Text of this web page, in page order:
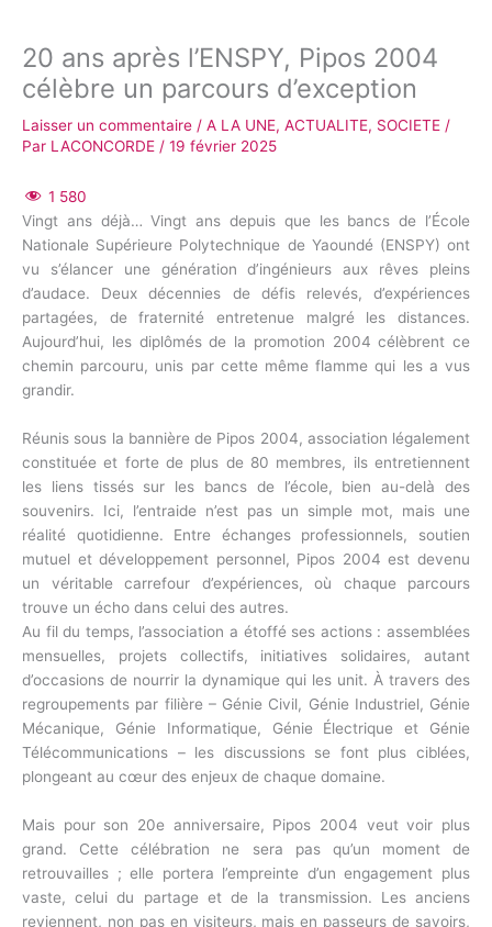
20 ans après l’ENSPY, Pipos 2004
célèbre un parcours d’exception
Laisser un commentaire / A LA UNE, ACTUALITE, SOCIETE /
Par LACONCORDE / 19 février 2025
1 580
Vingt ans déjà… Vingt ans depuis que les bancs de l’École
Nationale Supérieure Polytechnique de Yaoundé (ENSPY) ont
vu s’élancer une génération d’ingénieurs aux rêves pleins
d’audace. Deux décennies de défis relevés, d’expériences
partagées, de fraternité entretenue malgré les distances.
Aujourd’hui, les diplômés de la promotion 2004 célèbrent ce
chemin parcouru, unis par cette même flamme qui les a vus
grandir.
Réunis sous la bannière de Pipos 2004, association légalement
constituée et forte de plus de 80 membres, ils entretiennent
les liens tissés sur les bancs de l’école, bien au-delà des
souvenirs. Ici, l’entraide n’est pas un simple mot, mais une
réalité quotidienne. Entre échanges professionnels, soutien
mutuel et développement personnel, Pipos 2004 est devenu
un véritable carrefour d’expériences, où chaque parcours
trouve un écho dans celui des autres.
Au fil du temps, l’association a étoffé ses actions : assemblées
mensuelles, projets collectifs, initiatives solidaires, autant
d’occasions de nourrir la dynamique qui les unit. À travers des
regroupements par filière – Génie Civil, Génie Industriel, Génie
Mécanique, Génie Informatique, Génie Électrique et Génie
Télécommunications – les discussions se font plus ciblées,
plongeant au cœur des enjeux de chaque domaine.
Mais pour son 20e anniversaire, Pipos 2004 veut voir plus
grand. Cette célébration ne sera pas qu’un moment de
retrouvailles ; elle portera l’empreinte d’un engagement plus
vaste, celui du partage et de la transmission. Les anciens
reviennent, non pas en visiteurs, mais en passeurs de savoirs,